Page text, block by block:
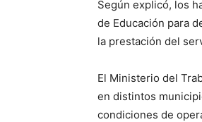
Según explicó, los
de Educación para
la prestación del
El Ministerio del
en distintos
condiciones de